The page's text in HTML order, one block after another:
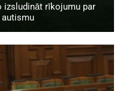
izsludināt rīkojumu par
autismu